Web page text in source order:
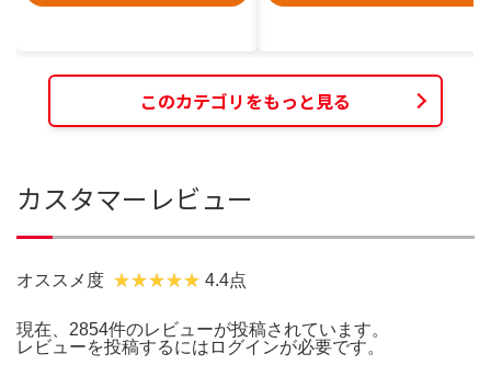
このカテゴリをもっと見る
カスタマーレビュー
オススメ度 4.4点
現在、2854件のレビューが投稿されています。
レビューを投稿するには ログインが必要です。